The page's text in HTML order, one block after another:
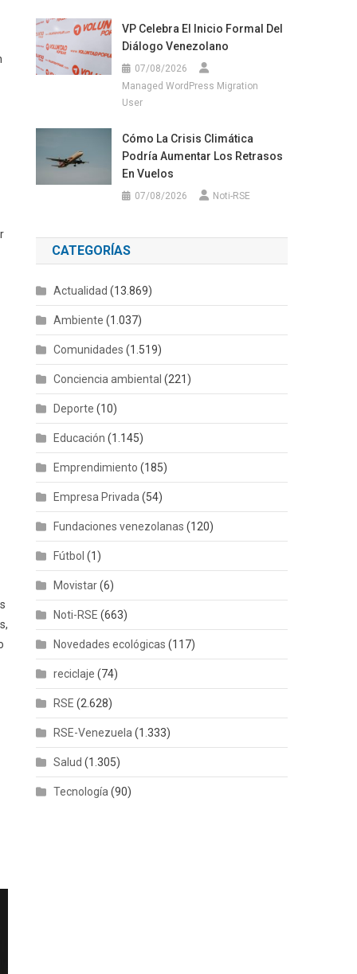
VP Celebra El Inicio Formal Del
Diálogo Venezolano
07/08/2026
Managed WordPress Migration
User
Cómo La Crisis Climática
Podría Aumentar Los Retrasos
En Vuelos
07/08/2026 Noti-RSE
CATEGORÍAS
Actualidad (13.869)
Ambiente (1.037)
Comunidades (1.519)
Conciencia ambiental (221)
Deporte (10)
Educación (1.145)
Emprendimiento (185)
Empresa Privada (54)
Fundaciones venezolanas (120)
Fútbol (1)
Movistar(6)
Noti-RSE (663)
Novedades ecológicas (117)
reciclaje (74)
RSE (2.628)
RSE-Venezuela (1.333)
Salud (1.305)
Tecnología (90)